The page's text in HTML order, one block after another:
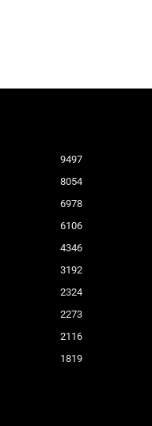
9497
8054
6978
6106
4346
3192
2324
2273
2116
1819